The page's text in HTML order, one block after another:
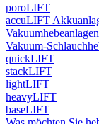
poroLIFT
accuLIFT
Vakuum-
quickLIFT
stackLIFT
lightLIFT
heavyLIFT
baseLIFT